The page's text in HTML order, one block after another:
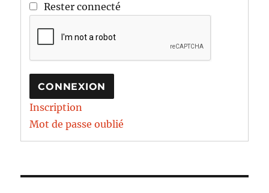
Rester connecté
CONNEXION
Inscription
Mot de passe oublié